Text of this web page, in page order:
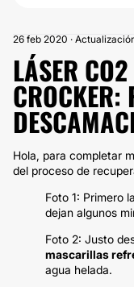
26 feb 2020 ·
LÁSER
CROCKER:
Hola, para completar
del proceso de
Foto 1: Primero la
dejan algunos
Foto 2: Justo
mascarillas
agua helada.